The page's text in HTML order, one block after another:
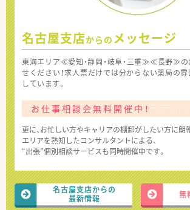
名古屋支店からの メッセージ
東海エリア≪愛知・静岡・岐阜・三重≫≪長野≫
せください！求人票だけでは分からない薬局の
しています。
お仕事相談会無料開催中！
更に、お忙しい方やキャリアの棚卸がしたい方に朗
エリアを熟知したコンサルタントによる、
“出張”個別相談サービスも同時開催中です。
名古屋支店からの
最新情報
無